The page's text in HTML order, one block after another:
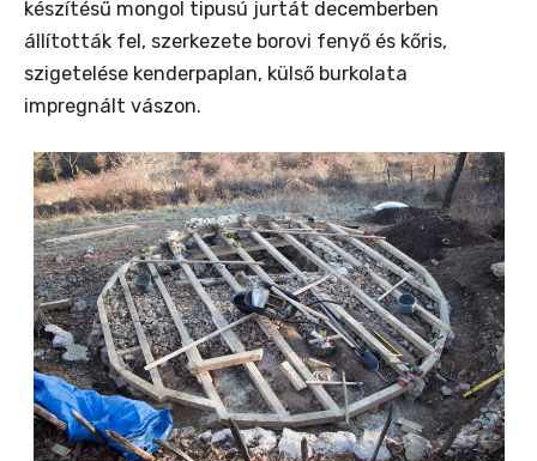
készítésű mongol tipusú jurtát decemberben
állították fel, szerkezete borovi fenyő és kőris,
szigetelése kenderpaplan, külső burkolata
impregnált vászon.